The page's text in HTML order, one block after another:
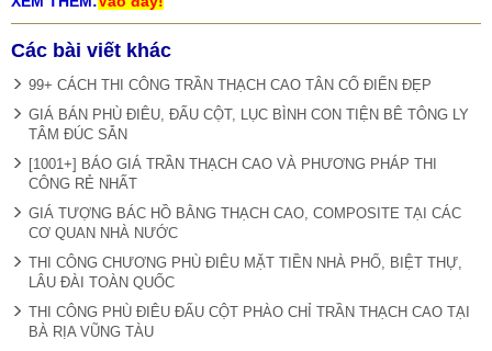
Các bài viết khác
99+ CÁCH THI CÔNG TRẦN THẠCH CAO TÂN CỔ ĐIỂN ĐẸP
GIÁ BÁN PHÙ ĐIÊU, ĐẤU CỘT, LỤC BÌNH CON TIỆN BÊ TÔNG LY
TÂM ĐÚC SẴN
[1001+] BÁO GIÁ TRẦN THẠCH CAO VÀ PHƯƠNG PHÁP THI
CÔNG RẺ NHẤT
GIÁ TƯỢNG BÁC HỒ BẰNG THẠCH CAO, COMPOSITE TẠI CÁC
CƠ QUAN NHÀ NƯỚC
THI CÔNG CHƯƠNG PHÙ ĐIÊU MẶT TIỀN NHÀ PHỐ, BIỆT THỰ,
LÂU ĐÀI TOÀN QUỐC
THI CÔNG PHÙ ĐIÊU ĐẤU CỘT PHÀO CHỈ TRẦN THẠCH CAO TẠI
BÀ RỊA VŨNG TÀU